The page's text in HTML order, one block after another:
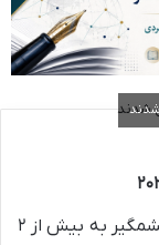
در سال ۲۰۲۳، صادرات جهانی غذا با رشدی چشمگیر به بیش از ۲